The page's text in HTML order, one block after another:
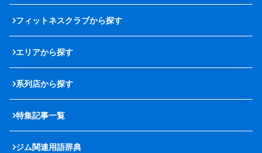
フィットネスクラブから探す
エリアから探す
系列店から探す
特集記事一覧
ジム関連用語辞典